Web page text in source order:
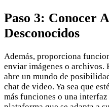
Paso 3: Conocer
Desconocidos
Además, proporciona
enviar imágenes o archivos.
abre un mundo de
chat de video. Ya sea que
más funciones o una